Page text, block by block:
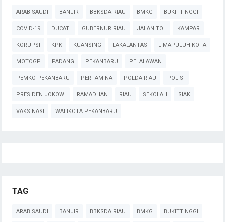
ARAB SAUDI BANJIR BBKSDA RIAU BMKG BUKITTINGGI
COVID-19 DUCATI GUBERNUR RIAU JALAN TOL KAMPAR
KORUPSI KPK KUANSING LAKALANTAS LIMAPULUH KOTA
MOTOGP PADANG PEKANBARU PELALAWAN
PEMKO PEKANBARU PERTAMINA POLDA RIAU POLISI
PRESIDEN JOKOWI RAMADHAN RIAU SEKOLAH SIAK
VAKSINASI WALIKOTA PEKANBARU
TAG
ARAB SAUDI BANJIR BBKSDA RIAU BMKG BUKITTINGGI